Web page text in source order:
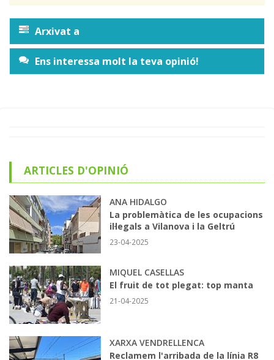
Arxivat a
Ens interessa molt la teva opinió!
ARTICLES D'OPINIÓ
ANA HIDALGO
La problemàtica de les ocupacions
il·legals a Vilanova i la Geltrú
23-04-2025
MIQUEL CASELLAS
El fruit de tot plegat: top manta
21-04-2025
XARXA VENDRELLENCA
Reclamem l'arribada de la línia R8